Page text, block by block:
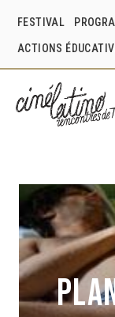
FESTIVAL
ACTIONS